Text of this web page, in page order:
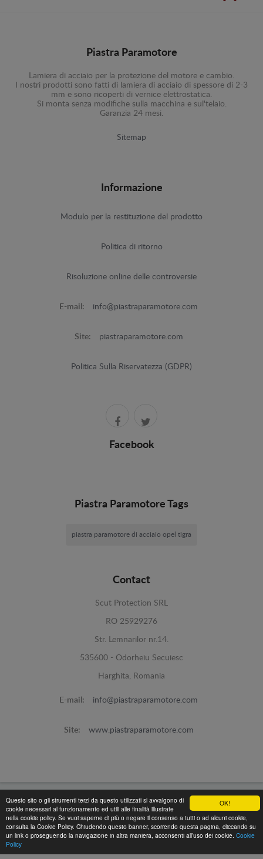
OK!
Questo sito o gli strumenti terzi da questo utilizzati si avvalgono di
cookie necessari al funzionamento ed utili alle finalità illustrate
nella cookie policy. Se vuoi saperne di più o negare il consenso a tutti o ad alcuni cookie,
consulta la Cookie Policy. Chiudendo questo banner, scorrendo questa pagina, cliccando su
un link o proseguendo la navigazione in altra maniera, acconsenti all’uso dei cookie. Cookie
Policy
Piastra Paramotore
Lamiera di acciaio per la protezione del motore e cambio.
I nostri prodotti sono fatti di lamiera di acciaio di spessore di 2-3
mm e sono ricoperti di vernice elettrostatica.
Si monta senza modifiche sulla macchina e sul'telaio.
Garanzia 24 mesi.
Sitemap
Informazione
Modulo per la restituzione del prodotto
Politica di ritorno
Risoluzione online delle controversie
E-mail: info@piastraparamotore.com
Site: piastraparamotore.com
Politica Sulla Riservatezza (GDPR)
Facebook
Piastra Paramotore Tags
piastra paramotore di acciaio opel tigra
Contact
Scut Protection SRL
RO 25929276
Str. Lemnarilor nr.14.
535600 - Odorheiu Secuiesc
Harghita, Romania
E-mail: info@piastraparamotore.com
Site: www.piastraparamotore.com
Piastra Paramotore di acciaio -
Programed Bylokopi WEB